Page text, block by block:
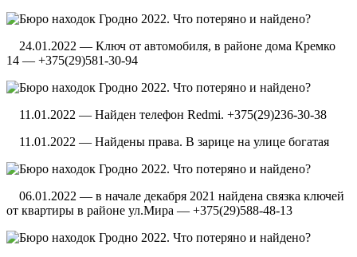
24.01.2022 — Ключ от автомобиля, в районе дома Кремко
14 — +375(29)581-30-94
11.01.2022 — Найден телефон Redmi. +375(29)236-30-38
11.01.2022 — Найдены права. В зарице на улице богатая
06.01.2022 — в начале декабря 2021 найдена связка ключей
от квартиры в районе ул.Мира — +375(29)588-48-13